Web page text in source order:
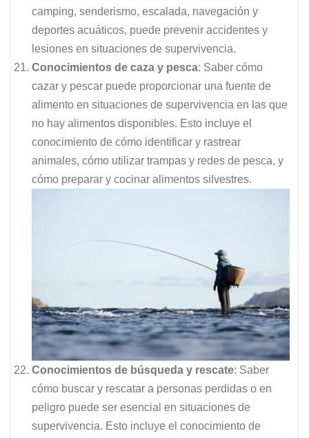
camping, senderismo, escalada, navegación y
deportes acuáticos, puede prevenir accidentes y
lesiones en situaciones de supervivencia.
Conocimientos de caza y pesca: Saber cómo
cazar y pescar puede proporcionar una fuente de
alimento en situaciones de supervivencia en las que
no hay alimentos disponibles. Esto incluye el
conocimiento de cómo identificar y rastrear
animales, cómo utilizar trampas y redes de pesca, y
cómo preparar y cocinar alimentos silvestres.
Conocimientos de búsqueda y rescate: Saber
cómo buscar y rescatar a personas perdidas o en
peligro puede ser esencial en situaciones de
supervivencia. Esto incluye el conocimiento de